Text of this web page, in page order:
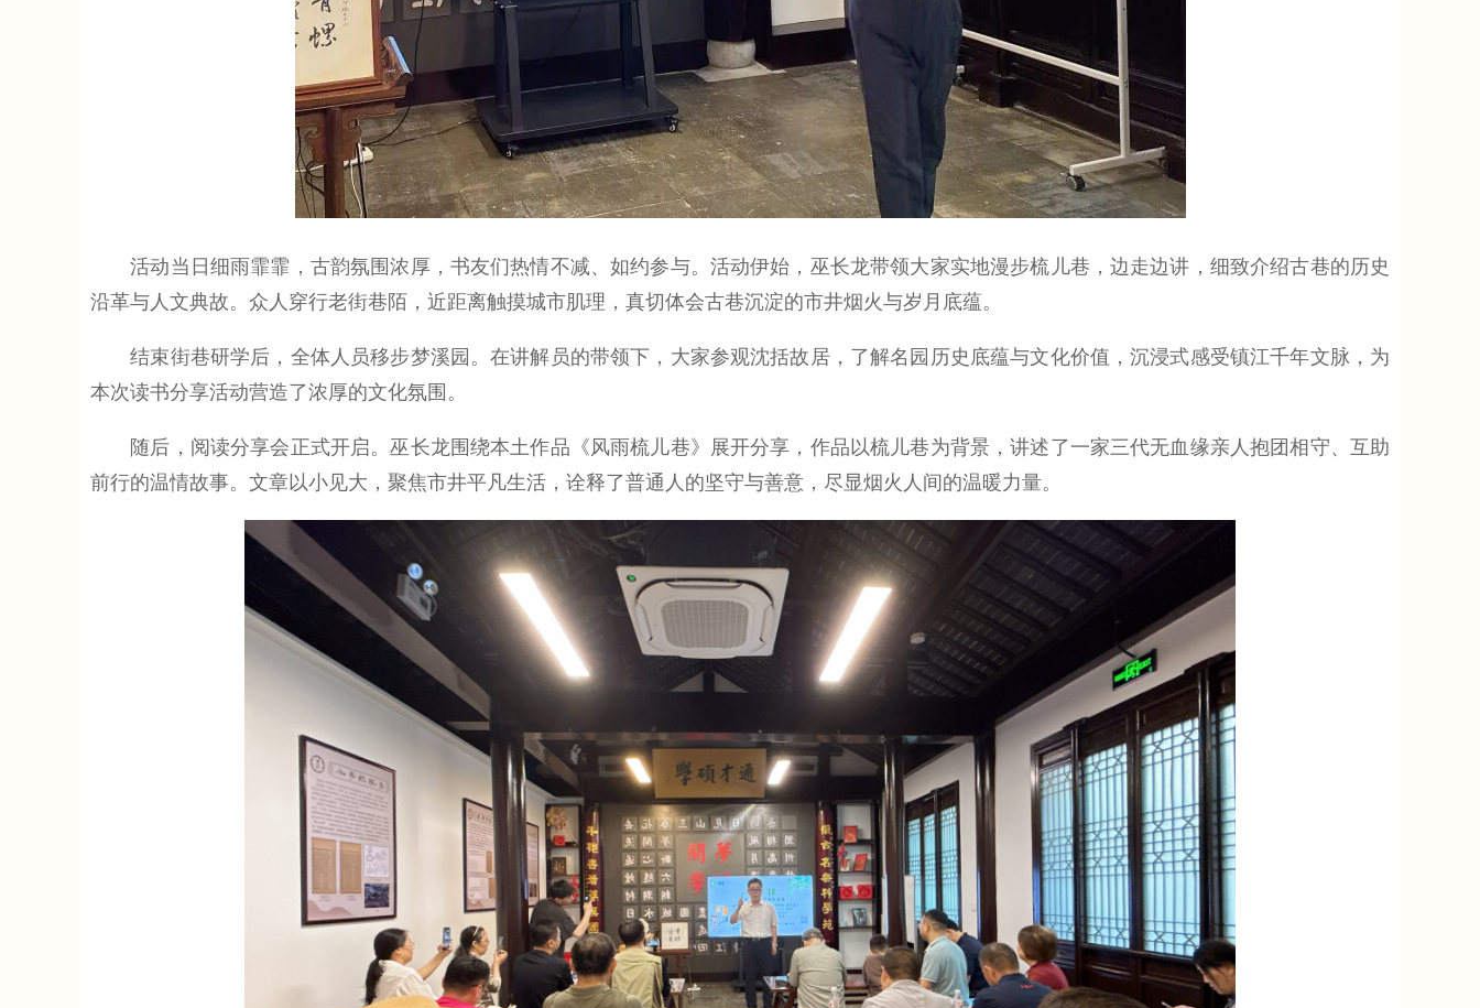
活动当日细雨霏霏，古韵氛围浓厚，书友们热情不减、如约参与。活动伊始，巫长龙带领大家实地漫步梳儿巷，边走边讲，细致介绍古巷的历史
沿革与人文典故。众人穿行老街巷陌，近距离触摸城市肌理，真切体会古巷沉淀的市井烟火与岁月底蕴。
结束街巷研学后，全体人员移步梦溪园。在讲解员的带领下，大家参观沈括故居，了解名园历史底蕴与文化价值，沉浸式感受镇江千年文脉，为
本次读书分享活动营造了浓厚的文化氛围。
随后，阅读分享会正式开启。巫长龙围绕本土作品《风雨梳儿巷》展开分享，作品以梳儿巷为背景，讲述了一家三代无血缘亲人抱团相守、互助
前行的温情故事。文章以小见大，聚焦市井平凡生活，诠释了普通人的坚守与善意，尽显烟火人间的温暖力量。